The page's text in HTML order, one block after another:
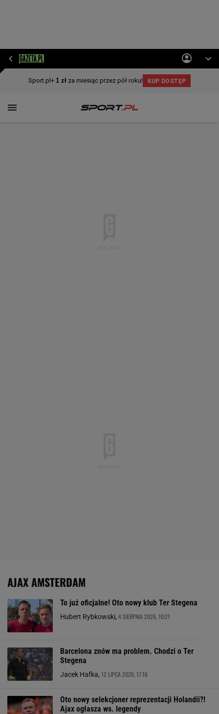
AJAX AMSTERDAM
To już oficjalne! Oto nowy klub Ter Stegena
Hubert Rybkowski, 4 SIERPNIA 2026, 10:21
Barcelona znów ma problem. Chodzi o Ter
Stegena
Jacek Hafka, 12 LIPCA 2026, 17:16
Oto nowy selekcjoner reprezentacji Holandii?!
Ajax ogłasza ws. legendy